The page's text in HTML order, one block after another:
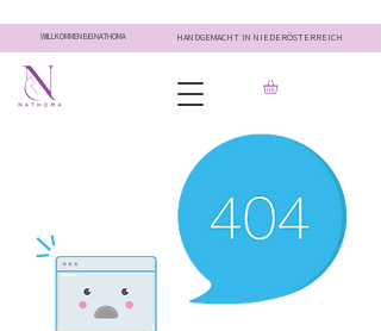
WILLKOMMEN BEI NATHOMA HANDGEMACHT IN NIEDERÖSTERREICH